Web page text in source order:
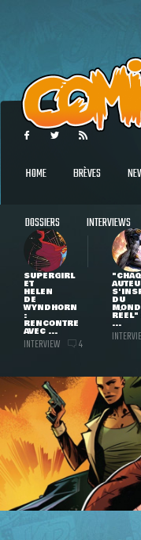
HOME BRÈVES
DOSSIERS INTERVIEWS
SUPERGIRL
ET
HELEN
DE
WYNDHORN
:
RENCONTRE
AVEC ...
INTERVIEW 4
DU
RÉEL"
...